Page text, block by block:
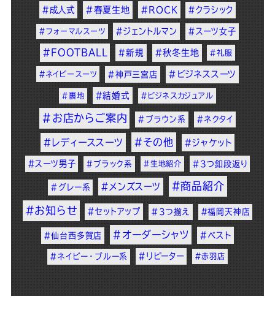
#成人式 #春夏生地 #ROCK #クラシック
#フォーマルスーツ #ジェントルマン #スーツ女子
#FOOTBALL #新規 #秋冬生地 #礼服
#ネイビースーツ #神戸三宮店 #ビジネススーツ
#裏地 #結婚式 #ビジネスカジュアル
#お店からご案内 #ブラウン系 #ネクタイ
#レディーススーツ #その他 #ジャケット
#スーツ男子 #ブラック系 #生地紹介 #3つ釦段返り
#グレー系 #メンズスーツ #商品紹介
#お知らせ #セットアップ #3つ揃え #福岡天神店
#仙台西多賀店 #オーダーシャツ #ベスト
#ネイビー・ブルー系 #リピーター #赤羽店